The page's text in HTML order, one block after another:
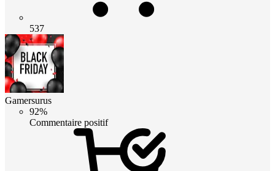
537
Gamersurus
92%
Commentaire positif